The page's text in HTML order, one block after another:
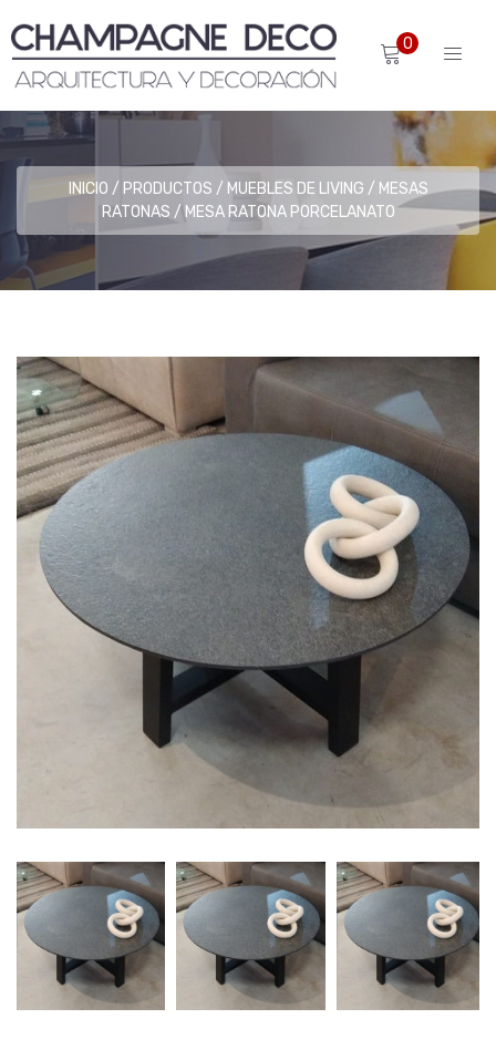
0
INICIO PRODUCTOS MUEBLES DE LIVING
MESAS
RATONAS
MESA RATONA PORCELANATO